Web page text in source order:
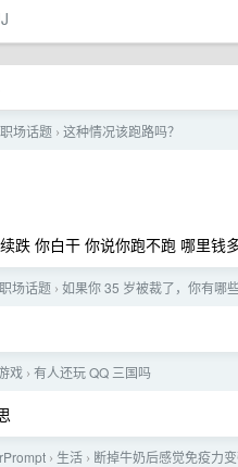
职场话题 › 这种情况该跑路吗？
跌 你白干 你说你跑不跑 哪里钱
职场话题 › 如果你 35 岁被裁了，你有哪
戏 › 有人还玩 QQ 三国吗
› 生活 › 断掉牛奶后感觉免疫力